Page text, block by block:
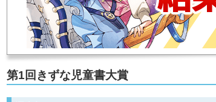
第1回きずな児童書大賞